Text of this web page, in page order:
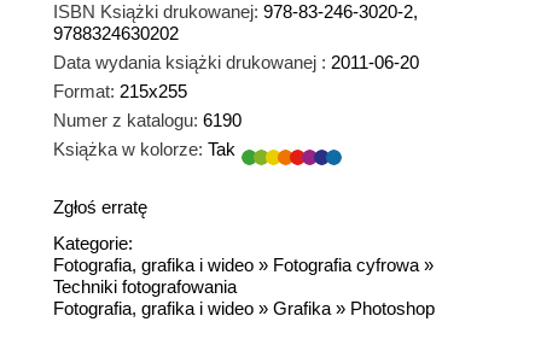
ISBN Książki drukowanej: 978-83-246-3020-2,
9788324630202
Data wydania książki drukowanej : 2011-06-20
Format: 215x255
Numer z katalogu: 6190
Książka w kolorze: Tak
Zgłoś erratę
Kategorie:
Fotografia, grafika i wideo » Fotografia cyfrowa»
Techniki fotografowania
Fotografia, grafika i wideo » Grafika» Photoshop